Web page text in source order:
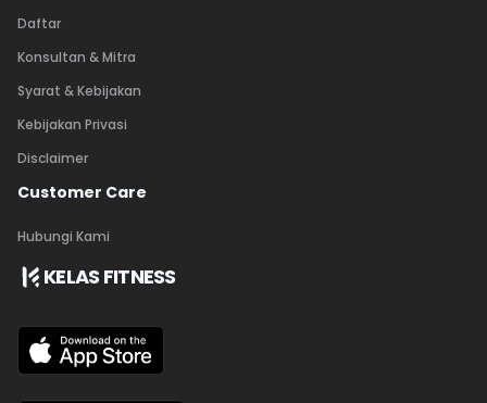
Daftar
Konsultan & Mitra
Syarat & Kebijakan
Kebijakan Privasi
Disclaimer
Customer Care
Hubungi Kami
KELAS FITNESS